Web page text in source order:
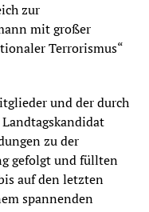
zur
mit großer
Terrorismus“
und der durch
Landtagskandidat
zu der
gefolgt und füllten
auf den letzten
spannenden